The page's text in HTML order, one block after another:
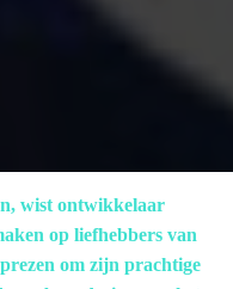
wist ontwikkelaar
op liefhebbers van
om zijn prachtige